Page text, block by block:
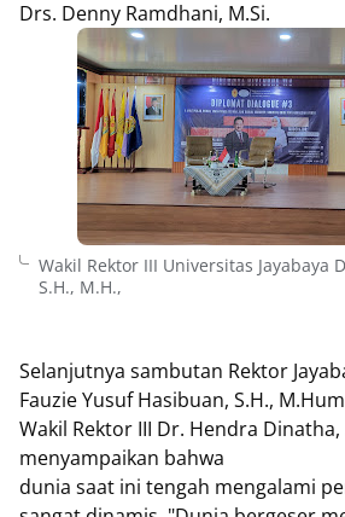
Drs. Denny Ramdhani, M.Si.
Wakil Rektor III Universitas Jayabaya
S.H., M.H.,
Selanjutnya sambutan Rektor
Fauzie Yusuf Hasibuan, S.H.,
Wakil Rektor III Dr. Hendra Dinatha,
menyampaikan bahwa
dunia saat ini tengah mengalami